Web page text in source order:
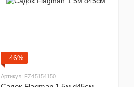
−46%
Артикул: FZ45154150